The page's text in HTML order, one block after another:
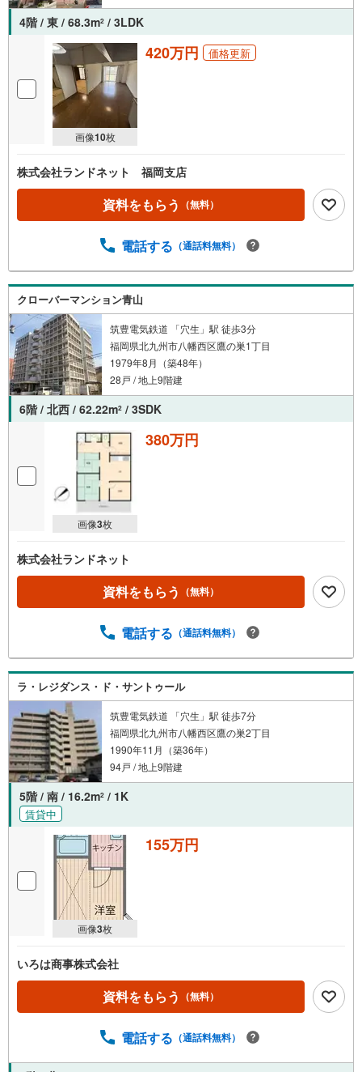
4階 / 東 / 68.3m2 / 3LDK
画像10枚
420万円 価格更新
株式会社ランドネット 福岡支店
資料をもらう （無料）
電話する （通話料無料）
クローバーマンション青山
筑豊電気鉄道 「穴生」駅 徒歩3分
福岡県北九州市八幡西区鷹の巣1丁目
1979年8月（築48年）
28戸 / 地上9階建
6階 / 北西 / 62.22m2 / 3SDK
画像3枚
380万円
株式会社ランドネット
資料をもらう （無料）
電話する （通話料無料）
ラ・レジダンス・ド・サントゥール
筑豊電気鉄道 「穴生」駅 徒歩7分
福岡県北九州市八幡西区鷹の巣2丁目
1990年11月（築36年）
94戸 / 地上9階建
5階 / 南 / 16.2m2 / 1K
賃貸中
画像3枚
155万円
いろは商事株式会社
資料をもらう （無料）
電話する （通話料無料）